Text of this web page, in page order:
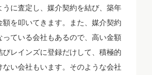
うに査定し、媒介契約を結び、築年
額を叩いてきます。また、媒介契約
っている会社もあるので、高い金額
びレインズに登録だけして、積極的
ない会社もいます。そのような会社